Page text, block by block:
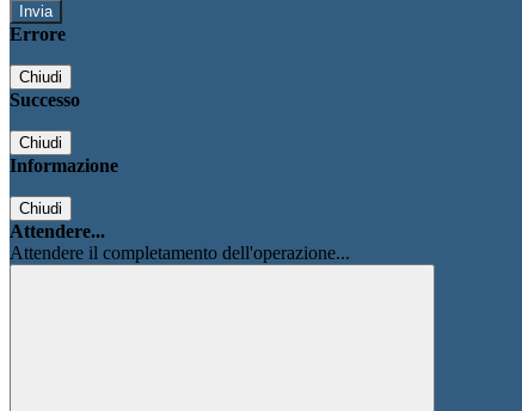
Errore
Chiudi
Successo
Chiudi
Informazione
Chiudi
Attendere...
Attendere il completamento dell'operazione...